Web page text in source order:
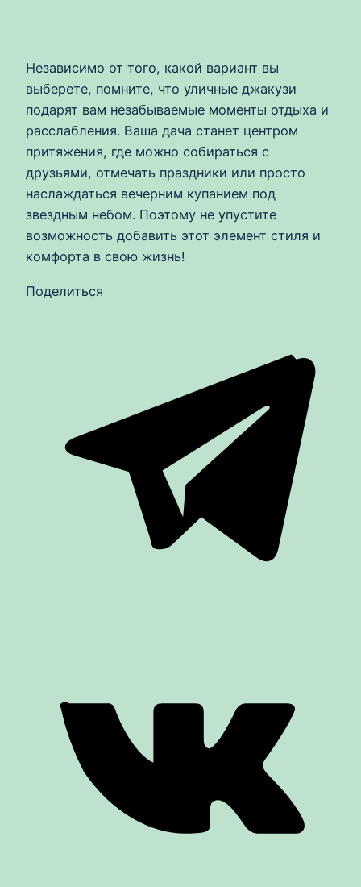
Независимо от того, какой вариант вы
выберете, помните, что уличные джакузи
подарят вам незабываемые моменты отдыха и
расслабления. Ваша дача станет центром
притяжения, где можно собираться с
друзьями, отмечать праздники или просто
наслаждаться вечерним купанием под
звездным небом. Поэтому не упустите
возможность добавить этот элемент стиля и
комфорта в свою жизнь!
Поделиться